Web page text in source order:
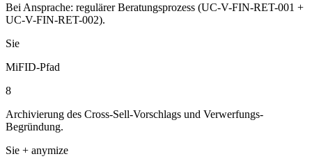
Bei Ansprache: regulärer Beratungsprozess (UC-V-FIN-RET-001 +
UC-V-FIN-RET-002).
Sie
MiFID-Pfad
8
Archivierung des Cross-Sell-Vorschlags und Verwerfungs-
Begründung.
Sie + anymize